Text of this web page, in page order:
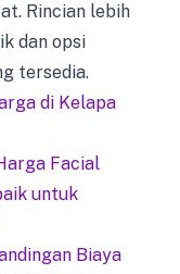
Rincian lebih
dan opsi
tersedia.
di Kelapa
Facial
untuk
Biaya